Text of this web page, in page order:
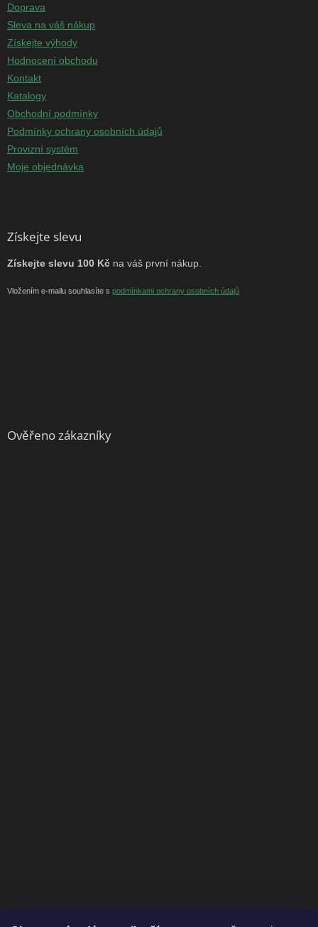
Doprava
Sleva na váš nákup
Získejte výhody
Hodnocení obchodu
Kontakt
Katalogy
Obchodní podmínky
Podmínky ochrany osobních údajů
Provizní systém
Moje objednávka
Získejte slevu
Získejte slevu 100 Kč na váš první nákup.
Vložením e-mailu souhlasíte s podmínkami ochrany osobních údajů
Ověřeno zákazníky